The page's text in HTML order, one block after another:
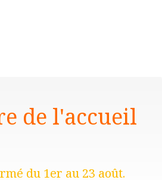
de l'accueil
du 1er au 23 août.